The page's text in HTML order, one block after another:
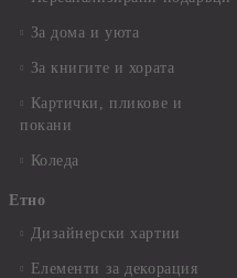
За дома и уюта
За книгите и хората
Картички, пликове и
покани
Коледа
Етно
Дизайнерски хартии
Елементи за декорация